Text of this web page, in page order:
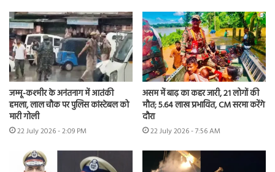
जम्मू-कश्मीर के अनंतनाग में आतंकी
हमला, लाल चौक पर पुलिस कांस्टेबल को
मारी गोली
22 July 2026 - 2:09 PM
असम में बाढ़ का कहर जारी, 21 लोगों की
मौत; 5.64 लाख प्रभावित, CM सरमा करेंगे
दौरा
22 July 2026 - 7:56 AM